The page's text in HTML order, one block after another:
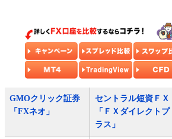
GMOクリック証券
「FXネオ」
セントラル短資ＦＸ
「ＦＸダイレクトプ
ラス」